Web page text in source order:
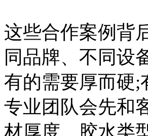
这些合作案例背
同品牌、不同设
有的需要厚而硬;
专业团队会先和
材厚度、胶水类